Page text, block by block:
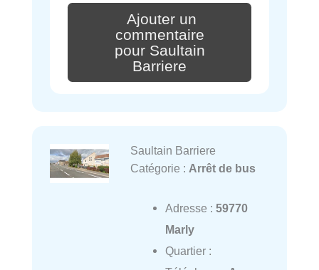
Ajouter un
commentaire
pour Saultain
Barriere
Saultain Barriere
Catégorie : Arrêt de bus
Adresse : 59770
Marly
Quartier :